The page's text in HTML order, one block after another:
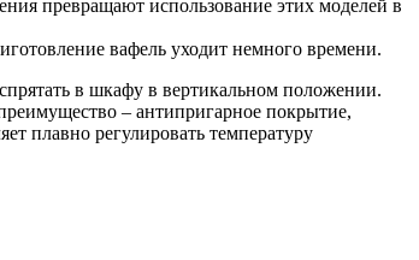
превращают использование этих моделей в
вафель уходит немного времени.
в шкафу в вертикальном положении.
– антипригарное покрытие,
плавно регулировать температуру